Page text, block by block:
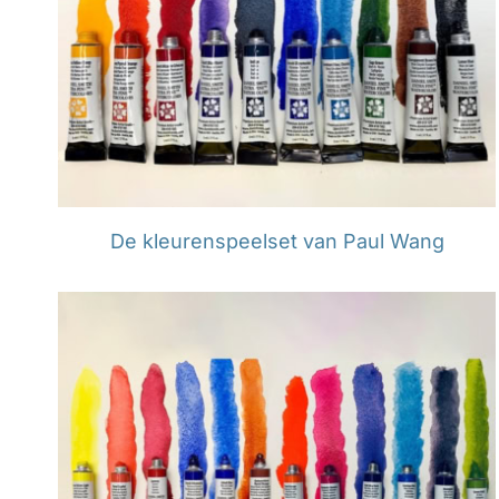
De kleurenspeelset van Paul Wang